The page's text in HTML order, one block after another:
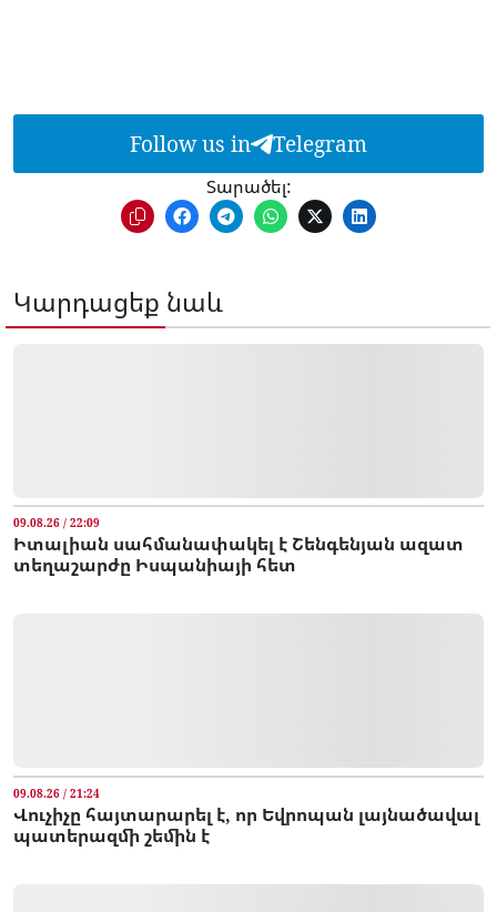
Follow us in Telegram
Տարածել:
Կարդացեք նաև
09.08.26 / 22:09
Իտալիան սահմանափակել է Շենգենյան ազատ
տեղաշարժը Իսպանիայի հետ
09.08.26 / 21:24
Վուչիչը հայտարարել է, որ Եվրոպան լայնածավալ
պատերազմի շեմին է